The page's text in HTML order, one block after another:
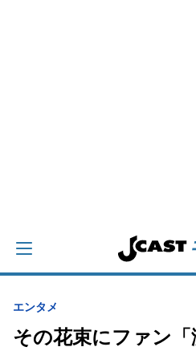
エンタメ
その花束にファン